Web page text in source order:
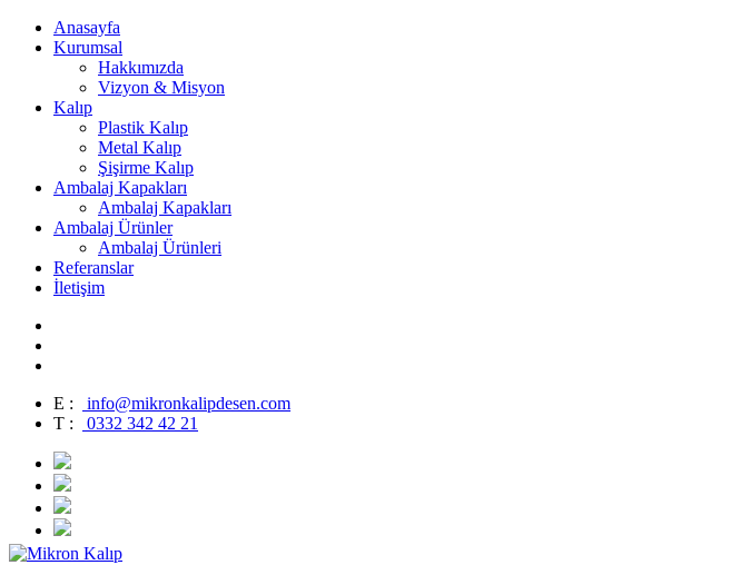
Anasayfa
Kurumsal
Hakkımızda
Vizyon & Misyon
Kalıp
Plastik Kalıp
Metal Kalıp
Şişirme Kalıp
Ambalaj Kapakları
Ambalaj Kapakları
Ambalaj Ürünler
Ambalaj Ürünleri
Referanslar
İletişim
E :
info@mikronkalipdesen.com
T :
0332 342 42 21